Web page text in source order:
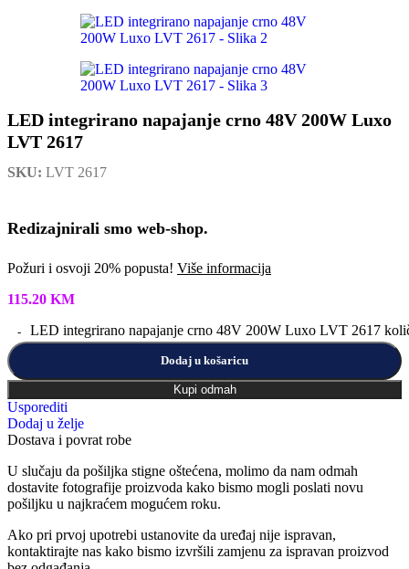
LED integrirano napajanje crno 48V 200W Luxo
LVT 2617
SKU: LVT 2617
Redizajnirali smo web-shop.
Požuri i osvoji 20% popusta! Više informacija
115.20 KM
LED integrirano napajanje crno 48V 200W Luxo LVT 2617
Dodaj u košaricu
Kupi odmah
Usporediti
Dodaj u želje
Dostava i povrat robe
U slučaju da pošiljka stigne oštećena, molimo da nam odmah
dostavite fotografije proizvoda kako bismo mogli poslati novu
pošiljku u najkraćem mogućem roku.
Ako pri prvoj upotrebi ustanovite da uređaj nije ispravan,
kontaktirajte nas kako bismo izvršili zamjenu za ispravan proizvod